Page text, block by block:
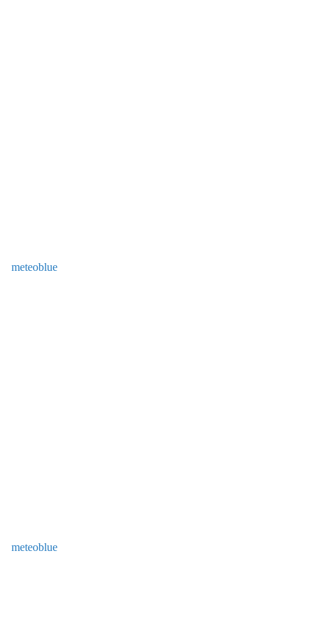
meteoblue
meteoblue